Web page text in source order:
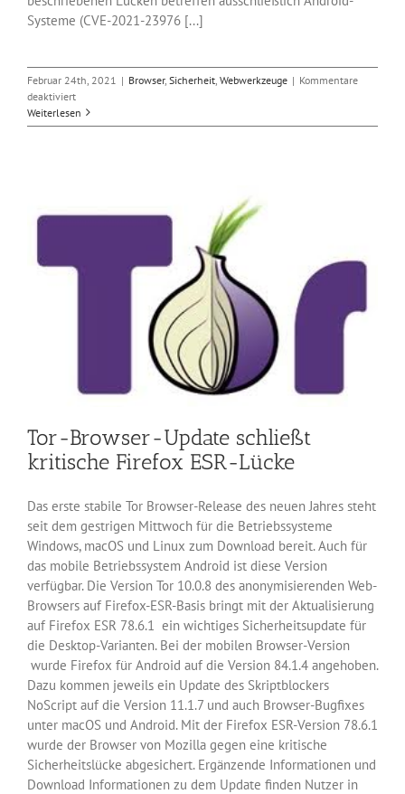
Systeme (CVE-2021-23976 [...]
Februar 24th, 2021 | Browser, Sicherheit Webwerkzeuge | Kommentare
deaktiviertfür
Tor
Browser
Weiterlesen
Tor-Browser-Update schließt
kritische Firefox ESR-Lücke
Das erste stabile Tor Browser-Release des neuen Jahres steht
seit dem gestrigen Mittwoch für die Betriebssysteme
Windows, macOS und Linux zum Download bereit. Auch für
das mobile Betriebssystem Android ist diese Version
verfügbar. Die Version Tor 10.0.8 des anonymisierenden Web-
Browsers auf Firefox-ESR-Basis bringt mit der Aktualisierung
auf Firefox ESR 78.6.1 ein wichtiges Sicherheitsupdate für
die Desktop-Varianten. Bei der mobilen Browser-Version
wurde Firefox für Android auf die Version 84.1.4 angehoben.
Dazu kommen jeweils ein Update des Skriptblockers
NoScript auf die Version 11.1.7 und auch Browser-Bugfixes
unter macOS und Android. Mit der Firefox ESR-Version 78.6.1
wurde der Browser von Mozilla gegen eine kritische
Sicherheitslücke abgesichert. Ergänzende Informationen und
Download Informationen zu dem Update finden Nutzer in